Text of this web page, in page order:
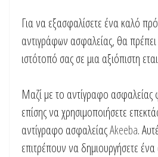
Για να εξασφαλίσετε ένα καλό
αντιγράφων ασφαλείας, θα
ιστότοπό σας σε μια αξιόπιστη
Μαζί με το αντίγραφο ασφαλείας
επίσης να χρησιμοποιήσετε
αντίγραφο ασφαλείαςAkeeba.
επιτρέπουν να δημιουργήσετε